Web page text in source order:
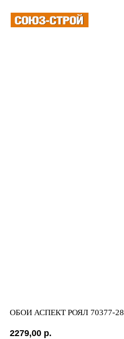
ОБОИ АСПЕКТ РОЯЛ 70377-28
2279,00 р.